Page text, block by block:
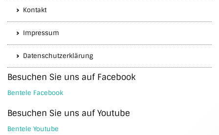
Kontakt
Impressum
Datenschutzerklärung
Besuchen Sie uns auf Facebook
Bentele Facebook
Besuchen Sie uns auf Youtube
Bentele Youtube